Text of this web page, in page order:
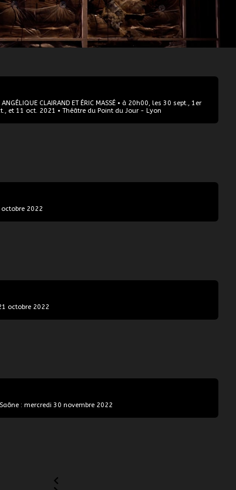
ANGÉLIQUE CLAIRAND ET ÉRIC MASSÉ • à 20h00, les 30 sept., 1er
et 11 oct. 2021 • Théâtre du Point du Jour - Lyon
2022
octobre 2022
: mercredi 30 novembre 2022